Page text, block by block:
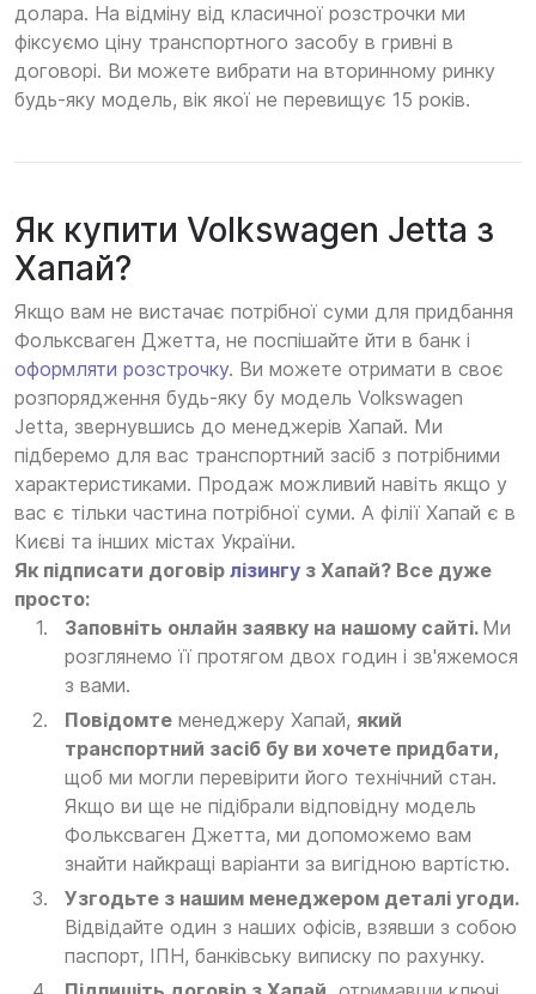
долара. На відміну від класичної розстрочки ми
фіксуємо ціну транспортного засобу в гривні в
договорі. Ви можете вибрати на вторинному ринку
будь-яку модель, вік якої не перевищує 15 років.
Як купити Volkswagen Jetta з
Хапай?
Якщо вам не вистачає потрібної суми для придбання
Фольксваген Джетта, не поспішайте йти в банк і
оформляти розстрочку. Ви можете отримати в своє
розпорядження будь-яку бу модель Volkswagen
Jetta, звернувшись до менеджерів Хапай. Ми
підберемо для вас транспортний засіб з потрібними
характеристиками. Продаж можливий навіть якщо у
вас є тільки частина потрібної суми. А філії Хапай є в
Києві та інших містах України.
Як підписати договір лізингу з Хапай? Все дуже
просто:
Заповніть онлайн заявку на нашому сайті. Ми
розглянемо її протягом двох годин і зв'яжемося
з вами.
Повідомте менеджеру Хапай, який
транспортний засіб бу ви хочете придбати,
щоб ми могли перевірити його технічний стан.
Якщо ви ще не підібрали відповідну модель
Фольксваген Джетта, ми допоможемо вам
знайти найкращі варіанти за вигідною вартістю.
Узгодьте з нашим менеджером деталі угоди.
Відвідайте один з наших офісів, взявши з собою
паспорт, ІПН, банківську виписку по рахунку.